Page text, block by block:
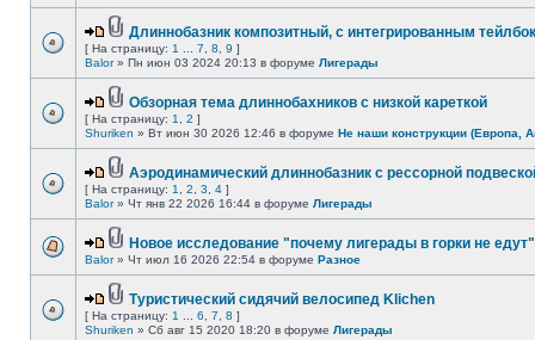
Длиннобазник композитный, с интегрированным
[ На страницу: 1 7 8 9 ]
Balor» Пн июн 03 2024 20:13 в форуме Лигерады
Обзорная тема длиннобахников с низкой кареткой
[ На страницу: 1 2 ]
Shuriken » Вт июн 30 2026 12:46 в форуме Не наши конструкции (Европа,
Аэродинамический длиннобазник с рессорной
[ На страницу: 1 2 3 4 ]
Balor» Чт янв 22 2026 16:44 в форуме Лигерады
Новое исследование "почему лигерады в горки не
Balor» Чт июл 16 2026 22:54 в форуме Разное
Туристический сидячий велосипед Klichen
[ На страницу: 1 6 7 8 ]
Shuriken » Сб авг 15 2020 18:20 в форуме Лигерады